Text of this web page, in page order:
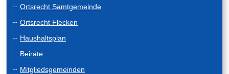
Ortsrecht Samtgemeinde
Ortsrecht Flecken
Haushaltsplan
Beiräte
Mitgliedsgemeinden